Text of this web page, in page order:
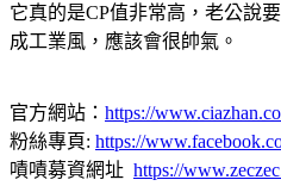
它真的是CP值非常高，老公說
成工業風，應該會很帥氣。
官方網站： https://
粉絲專頁: https://
嘖嘖募資網址 https://